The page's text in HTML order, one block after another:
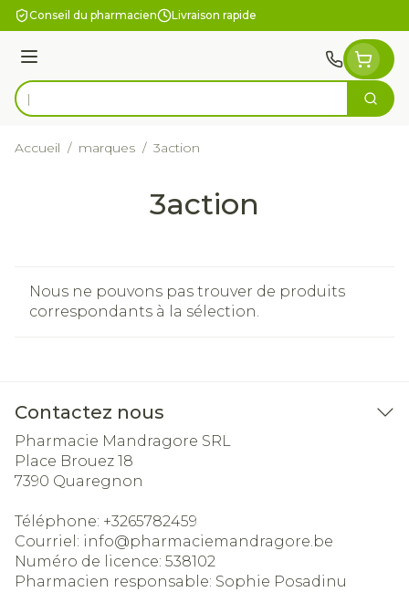
Aller au contenu
Conseil du pharmacien Livraison rapide
Menu
Rechercher
Accueil / marques / 3action
3action
Nous ne pouvons pas trouver de produits
correspondants à la sélection.
Contactez nous
Pharmacie Mandragore SRL
Place Brouez 18
7390 Quaregnon
Téléphone: +3265782459
Courriel: info@pharmaciemandragore.be
Numéro de licence: 538102
Pharmacien responsable: Sophie Posadinu